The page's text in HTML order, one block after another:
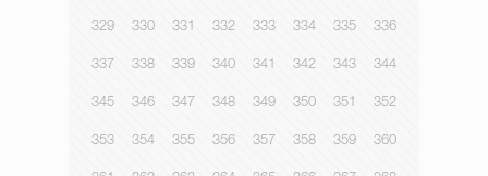
329 330 331 332 333 334 335 336
337 338 339 340 341 342 343 344
345 346 347 348 349 350 351 352
353 354 355 356 357 358 359 360